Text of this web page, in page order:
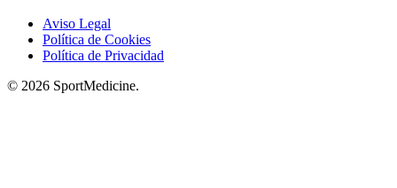
Aviso Legal
Política de Cookies
Política de Privacidad
© 2026 SportMedicine.